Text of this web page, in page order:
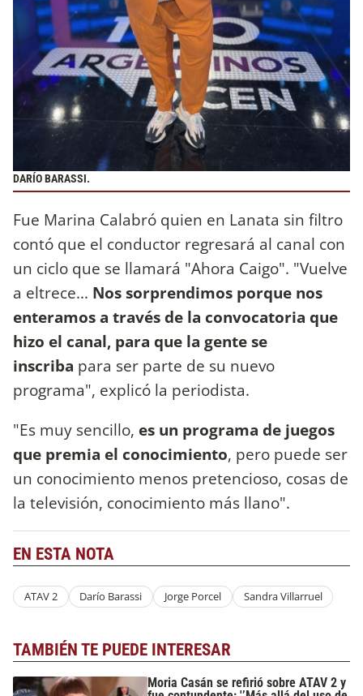
DARÍO BARASSI.
Fue Marina Calabró quien en Lanata sin filtro
contó que el conductor regresará al canal con
un ciclo que se llamará "Ahora Caigo". "Vuelve
a eltrece... Nos sorprendimos porque nos
enteramos a través de la convocatoria que
hizo el canal, para que la gente se
inscriba para ser parte de su nuevo
programa", explicó la periodista.
"Es muy sencillo, es un programa de juegos
que premia el conocimiento, pero puede ser
un conocimiento menos pretencioso, cosas de
la televisión, conocimiento más llano".
EN ESTA NOTA
ATAV 2 Darío Barassi Jorge Porcel Sandra Villarruel
TAMBIÉN TE PUEDE INTERESAR
Moria Casán se refirió sobre ATAV 2 y